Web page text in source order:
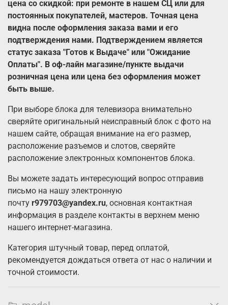
цена со скидкой: при ремонте в нашем СЦ или для
постоянных покупателей, мастеров. Точная цена
видна после оформления заказа вами и его
подтверждения нами. Подтверждением является
статус заказа "Готов к Выдаче" или "Ожидание
Оплаты". В оф-лайн магазине/пункте выдачи
розничная цена или цена без оформления может
быть выше.
При выборе блока для телевизора внимательно
сверяйте оригинальный неисправный блок с фото на
нашем сайте, обращая внимание на его размер,
расположение разъемов и слотов, сверяйте
расположение электронных компонентов блока.
Вы можете задать интересующий вопрос отправив
письмо на нашу электронную
почту r979703@yandex.ru, основная контактная
информация в разделе контакты в верхнем меню
нашего интернет-магазина.
Категория штучный товар, перед оплатой,
рекомендуется дождаться ответа от нас о наличии и
точной стоимости.